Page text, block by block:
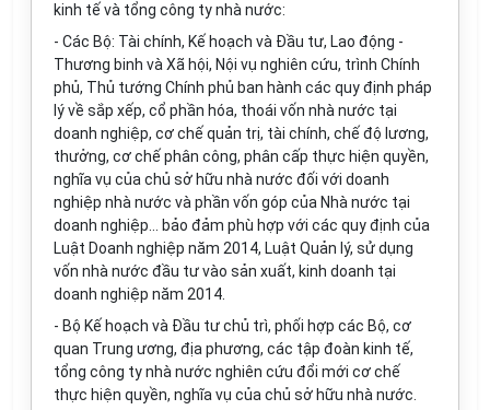
kinh tế và tổng công ty nhà nước:
- Các Bộ: Tài chính, Kế hoạch và Đầu tư, Lao động -
Thương binh và Xã hội, Nội vụ nghiên cứu, trình Chính
phủ, Thủ tướng Chính phủ ban hành các quy định pháp
lý về sắp xếp, cổ phần hóa, thoái vốn nhà nước tại
doanh nghiệp, cơ chế quản trị, tài chính, chế độ lương,
thưởng, cơ chế phân công, phân cấp thực hiện quyền,
nghĩa vụ của chủ sở hữu nhà nước đối với doanh
nghiệp nhà nước và phần vốn góp của Nhà nước tại
doanh nghiệp... bảo đảm phù hợp với các quy định của
Luật Doanh nghiệp năm 2014, Luật Quản lý, sử dụng
vốn nhà nước đầu tư vào sản xuất, kinh doanh tại
doanh nghiệp năm 2014.
- Bộ Kế hoạch và Đầu tư chủ trì, phối hợp các Bộ, cơ
quan Trung ương, địa phương, các tập đoàn kinh tế,
tổng công ty nhà nước nghiên cứu đổi mới cơ chế
thực hiện quyền, nghĩa vụ của chủ sở hữu nhà nước.